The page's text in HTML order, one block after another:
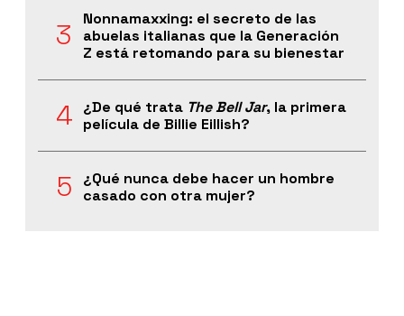
Nonnamaxxing: el secreto de las
abuelas italianas que la Generación
Z está retomando para su bienestar
¿De qué trata The Bell Jar, la primera
película de Billie Eillish?
¿Qué nunca debe hacer un hombre
casado con otra mujer?